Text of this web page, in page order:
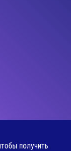
получить